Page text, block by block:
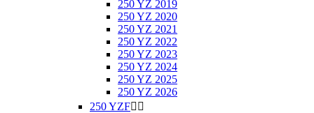
250 YZ 2019
250 YZ 2020
250 YZ 2021
250 YZ 2022
250 YZ 2023
250 YZ 2024
250 YZ 2025
250 YZ 2026
250 YZF 